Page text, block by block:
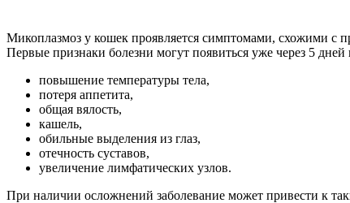
Микоплазмоз у кошек проявляется симптомами, схожими с
Первые признаки болезни могут появиться уже через 5 дней
повышение температуры тела,
потеря аппетита,
общая вялость,
кашель,
обильные выделения из глаз,
отечность суставов,
увеличение лимфатических узлов.
При наличии осложнений заболевание может привести к